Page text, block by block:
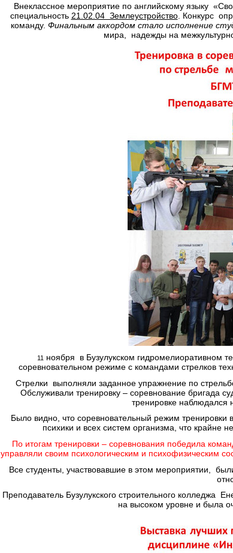
Внеклассное мероприятие по английскому языку
специальность 21.02.04 Землеустройство. Конкурс
команду. Финальным аккордом стало исполнение
мира, надежды на
11 ноября в Бузулукском гидромелиоративном
соревновательном режиме с командами стрелков
Стрелки выполняли заданное упражнение по
Обслуживали тренировку – соревнование бригада
тренировке наблюдался
Было видно, что соревновательный режим тренировки
психики и всех систем организма, что крайне
По итогам тренировки – соревнования победила
управляли своим психологическим и психофизическим
Все студенты, участвовавшие в этом мероприятии,
Преподаватель Бузулукского строительного колледжа
на высоком уровне и была